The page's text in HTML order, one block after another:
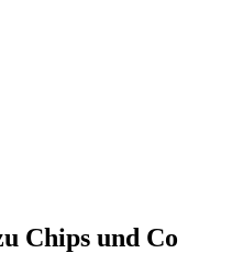
Chips und Co